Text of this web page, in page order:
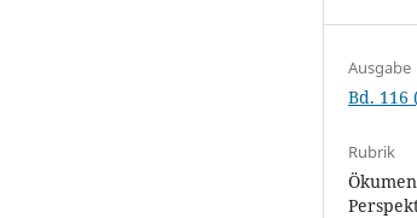
Ausgabe
Bd. 116
Rubrik